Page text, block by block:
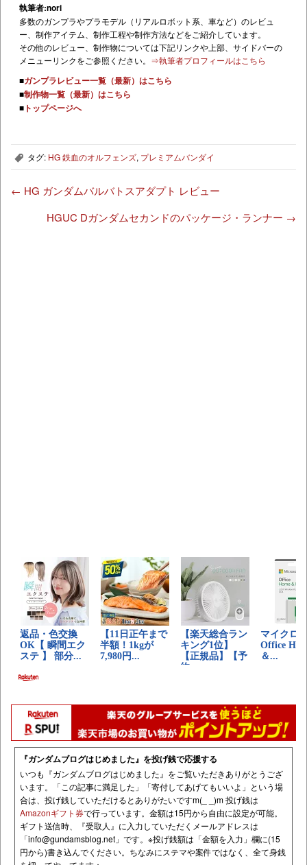
執筆者:nori
多数のガンプラやプラモデル（リアルロボット系、車など）のレビュ
ー、制作アイテム、制作工程や制作方法などをご紹介しています。
その他のレビュー、制作物については下記リンクや上部、サイドバーの
メニューリンクをご参照ください。 ⇒執筆者プロフィールはこちら
■ガンプラレビュー一覧（最新）はこちら
■制作物一覧（最新）はこちら
■ トップページへ
, タグ: HG 鉄血のオルフェンズ, プレミアムバンダイ
← HG ガンダムバルバトスアダプト レビュー
HGUC Dガンダムセカンドのパッケージ・ランナー →
『ガンダムブログはじめました』を投げ銭で応援する
いつも『ガンダムブログはじめました』をご覧いただきありがとうござ
います。「この記事に満足した」「寄付してあげてもいいよ」という場
合は、投げ銭していただけるとありがたいですm(_ _)m 投げ銭は
Amazonギフト券で行っています。金額は15円から自由に設定が可能。
ギフト送信時、『受取人』に入力していただくメールアドレスは
「info@gundamsblog.net 」です。 ※投げ銭額は「金額を入力」欄に(15
円から)書き込んでください。ちなみにステマや案件ではなく、全て身銭